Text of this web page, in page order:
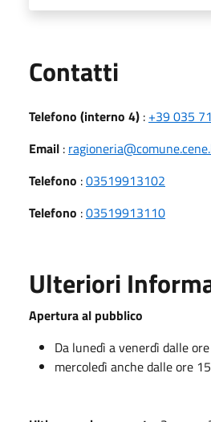
Contatti
Telefono (interno 4) : +39 035
Email :
Telefono :03519913102
Telefono :03519913110
Ulteriori
Apertura al pubblico
Da lunedì a venerdì dalle
mercoledì anche dalle ore